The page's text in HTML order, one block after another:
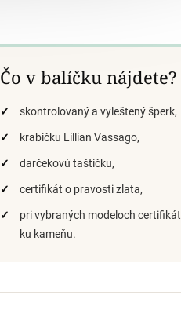
Čo v balíčku nájdete?
skontrolovaný a vyleštený šperk,
krabičku Lillian Vassago,
darčekovú taštičku,
certifikát o pravosti zlata,
pri vybraných modeloch certifikát
ku kameňu.